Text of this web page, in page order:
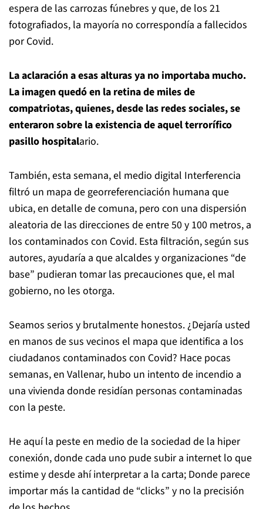
espera de las carrozas fúnebres y que, de los 21
fotografiados, la mayoría no correspondía a fallecidos
por Covid.
La aclaración a esas alturas ya no importaba mucho.
La imagen quedó en la retina de miles de
compatriotas, quienes, desde las redes sociales, se
enteraron sobre la existencia de aquel terrorífico
pasillo hospitalario.
También, esta semana, el medio digital Interferencia
filtró un mapa de georreferenciación humana que
ubica, en detalle de comuna, pero con una dispersión
aleatoria de las direcciones de entre 50 y 100 metros, a
los contaminados con Covid. Esta filtración, según sus
autores, ayudaría a que alcaldes y organizaciones “de
base” pudieran tomar las precauciones que, el mal
gobierno, no les otorga.
Seamos serios y brutalmente honestos. ¿Dejaría usted
en manos de sus vecinos el mapa que identifica a los
ciudadanos contaminados con Covid? Hace pocas
semanas, en Vallenar, hubo un intento de incendio a
una vivienda donde residían personas contaminadas
con la peste.
He aquí la peste en medio de la sociedad de la hiper
conexión, donde cada uno pude subir a internet lo que
estime y desde ahí interpretar a la carta; Donde parece
importar más la cantidad de “clicks” y no la precisión